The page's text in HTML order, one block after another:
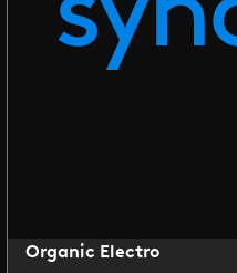
Organic Electro